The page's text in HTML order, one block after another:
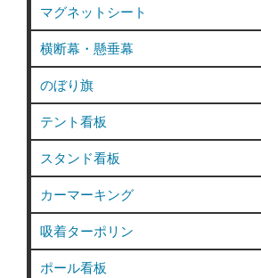
マグネットシート
横断幕・懸垂幕
のぼり旗
テント看板
スタンド看板
カーマーキング
吸着ターポリン
ポール看板